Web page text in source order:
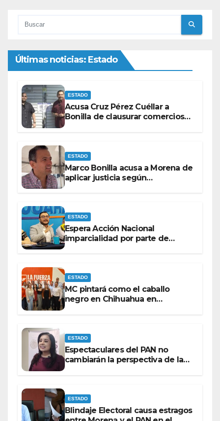
Últimas noticias: Estado
ESTADO
Acusa Cruz Pérez Cuéllar a
Bonilla de clausurar comercios
ESTADO
Marco Bonilla acusa a Morena de
aplicar justicia según
ESTADO
Espera Acción Nacional
imparcialidad por parte de
ESTADO
MC pintará como el caballo
negro en Chihuahua en
ESTADO
Espectaculares del PAN no
cambiarán la perspectiva de la
ESTADO
Blindaje Electoral causa estragos